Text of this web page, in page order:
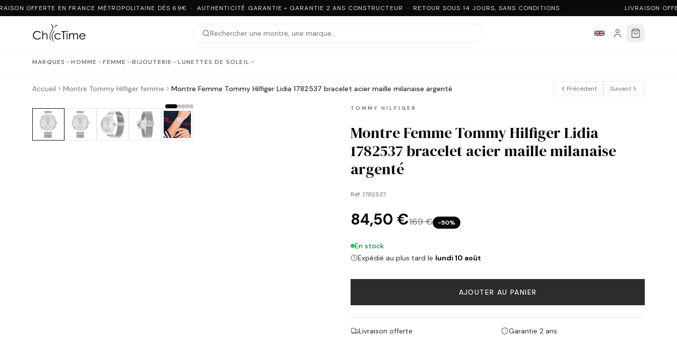
OFFERTE EN FRANCE MÉTROPOLITAINE DÈS 69€ · AUTHENTICITÉ GARANTIE • GARANTIE 2 ANS CONSTRUCTEUR · RETOUR SOUS 14 JOURS, SANS CONDITIONS LIVRAISON
MARQUES HOMME FEMME BIJOUTERIE LUNETTES DE SOLEIL
Accueil Montre Tommy Hilfiger femme Montre Femme Tommy Hilfiger Lidia 1782537 bracelet acier maille milanaise argenté Précédent Suivant
TOMMY HILFIGER
Montre Femme Tommy Hilfiger Lidia
1782537 bracelet acier maille milanaise
argenté
Réf.1782537
84,50 €169 € −50%
En stock
Expédié au plus tard le lundi 10 août
AJOUTER AU PANIER
Livraison offerte
Garantie 2 ans